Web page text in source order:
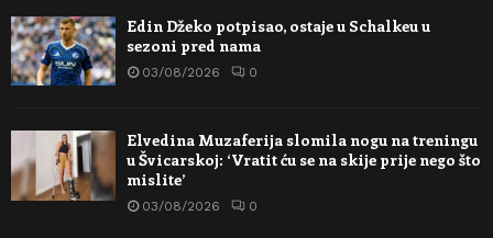
Edin Džeko potpisao, ostaje u Schalkeu u
sezoni pred nama
03/08/2026 0
Elvedina Muzaferija slomila nogu na treningu
u Švicarskoj: ‘Vratit ću se na skije prije nego što
mislite’
03/08/2026 0